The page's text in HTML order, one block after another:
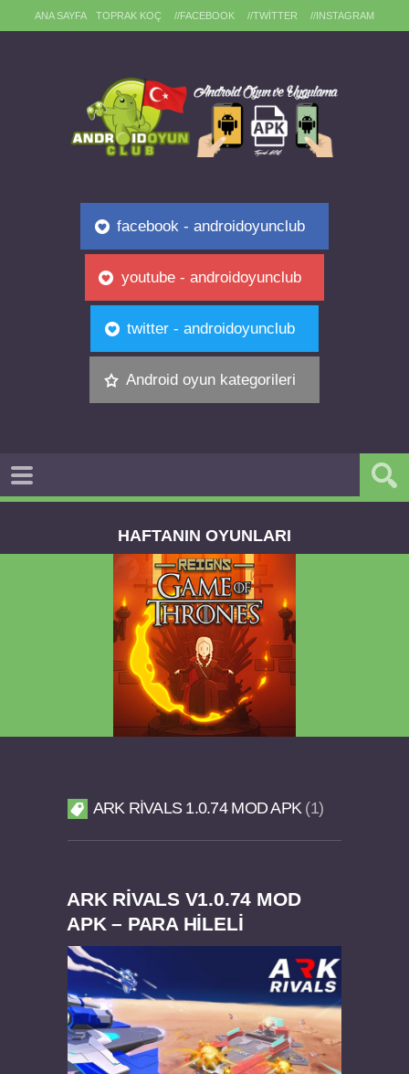
ANA SAYFA TOPRAK KOÇ //FACEBOOK //TWITTER //INSTAGRAM
facebook - androidoyunclub
youtube - androidoyunclub
twitter - androidoyunclub
Android oyun kategorileri
HAFTANIN OYUNLARI
Dream Road Multiplayer v1.4.2 PARA HİLELİ
Felix the Reaper v1.25 FULL APK
ARK RIVALS 1.0.74 MOD APK 1
ARK RIVALS V1.0.74 MOD
APK – PARA HİLELİ